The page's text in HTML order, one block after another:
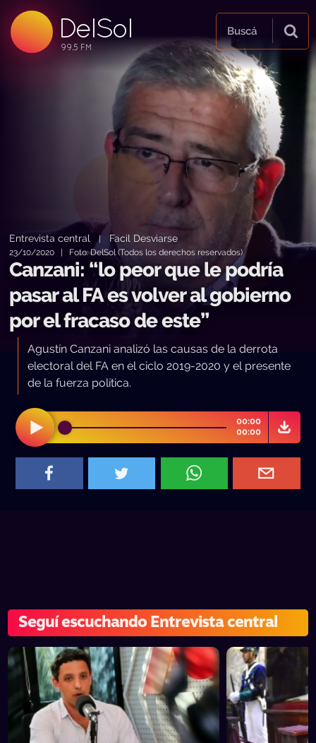
DelSol
99.5 FM
99.5 FM
99.5 FM
Buscá
Entrevista central | Facil Desviarse
23/10/2020 | Foto: DelSol (Todos los derechos reservados)
Canzani: “lo peor que le podría
pasar al FA es volver al gobierno
por el fracaso de este”
Agustín Canzani analizó las causas de la derrota
electoral del FA en el ciclo 2019-2020 y el presente
de la fuerza política.
00:00
00:00
Seguí escuchando Entrevista central